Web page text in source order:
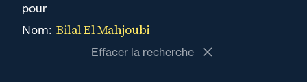
pour
Nom: Bilal El Mahjoubi
Effacer la recherche